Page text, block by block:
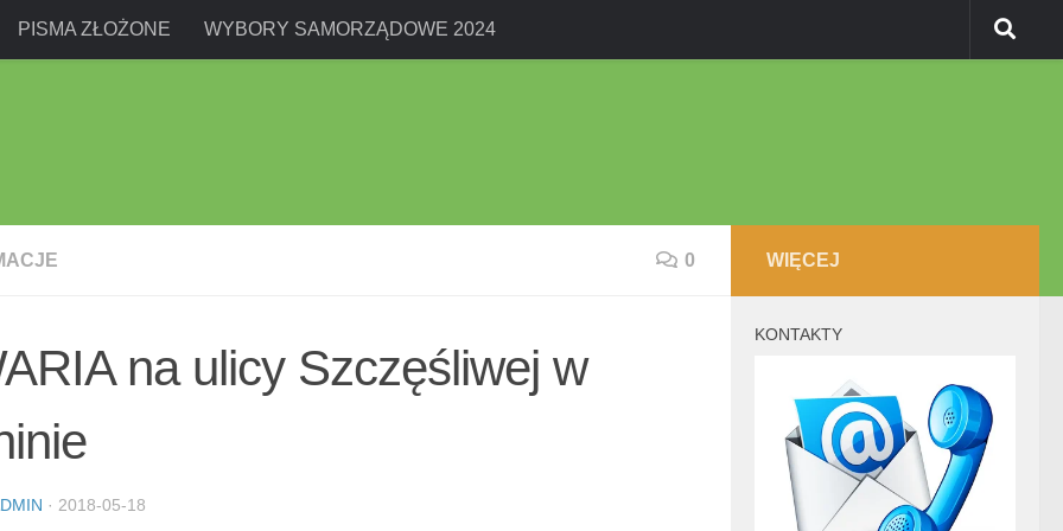
PISMA ZŁOŻONE WYBORY SAMORZĄDOWE 2024
0
na ulicy Szczęśliwej w
· 2018-05-18
WIĘCEJ
KONTAKTY